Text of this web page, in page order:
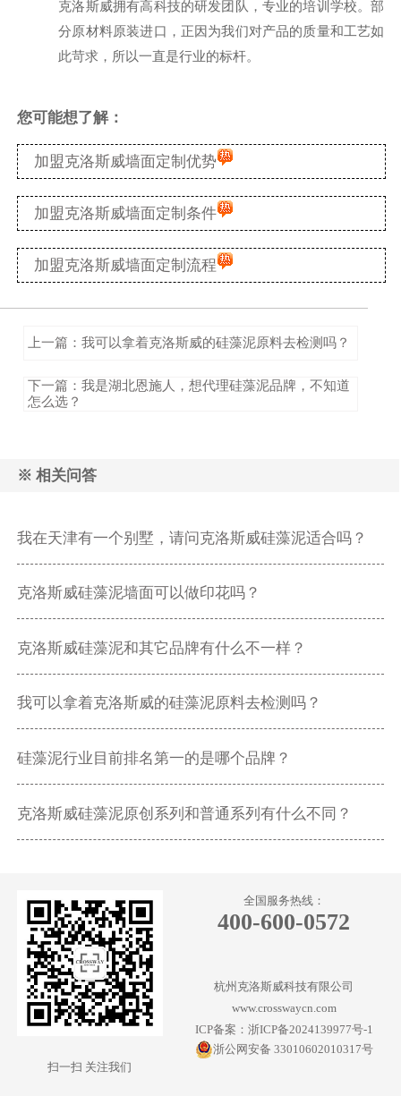
克洛斯威拥有高科技的研发团队，专业的培训学校。部
分原材料原装进口，正因为我们对产品的质量和工艺如
此苛求，所以一直是行业的标杆。
您可能想了解：
加盟克洛斯威墙面定制优势
加盟克洛斯威墙面定制条件
加盟克洛斯威墙面定制流程
上一篇：我可以拿着克洛斯威的硅藻泥原料去检测吗？
下一篇：我是湖北恩施人，想代理硅藻泥品牌，不知道
怎么选？
※ 相关问答
我在天津有一个别墅，请问克洛斯威硅藻泥适合吗？
克洛斯威硅藻泥墙面可以做印花吗？
克洛斯威硅藻泥和其它品牌有什么不一样？
我可以拿着克洛斯威的硅藻泥原料去检测吗？
硅藻泥行业目前排名第一的是哪个品牌？
克洛斯威硅藻泥原创系列和普通系列有什么不同？
扫一扫 关注我们
全国服务热线：
400-600-0572
杭州克洛斯威科技有限公司
www.crosswaycn.com
ICP备案：浙ICP备2024139977号-1
浙公网安备 33010602010317号